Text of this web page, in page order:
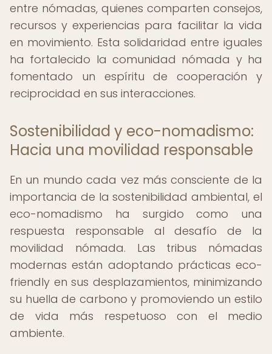
entre nómadas, quienes comparten consejos,
recursos y experiencias para facilitar la vida
en movimiento. Esta solidaridad entre iguales
ha fortalecido la comunidad nómada y ha
fomentado un espíritu de cooperación y
reciprocidad en sus interacciones.
Sostenibilidad y eco-nomadismo:
Hacia una movilidad responsable
En un mundo cada vez más consciente de la
importancia de la sostenibilidad ambiental, el
eco-nomadismo ha surgido como una
respuesta responsable al desafío de la
movilidad nómada. Las tribus nómadas
modernas están adoptando prácticas eco-
friendly en sus desplazamientos, minimizando
su huella de carbono y promoviendo un estilo
de vida más respetuoso con el medio
ambiente.